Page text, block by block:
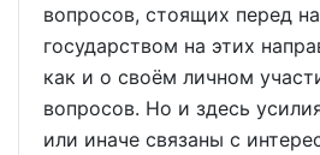
вопросов, стоящих перед
государством на этих
как и о своём личном
вопросов. Но и здесь
или иначе связаны с